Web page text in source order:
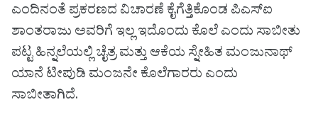
ಎಂದಿನಂತೆ ಪ್ರಕರಣದ ವಿಚಾರಣೆ ಕೈಗೆತ್ತಿಕೊಂಡ ಪಿಎಸ್ಐ
ಶಾಂತರಾಜು ಅವರಿಗೆ ಇಲ್ಲ ಇದೊಂದು ಕೊಲೆ ಎಂದು ಸಾಬೀತು
ಪಟ್ಟ ಹಿನ್ನಲೆಯಲ್ಲಿ ಚೈತ್ರ ಮತ್ತು ಆಕೆಯ ಸ್ನೇಹಿತ ಮಂಜುನಾಥ್
ಯಾನೆ ಟೀಪುಡಿ ಮಂಜನೇ ಕೊಲೆಗಾರರು ಎಂದು
ಸಾಬೀತಾಗಿದೆ.